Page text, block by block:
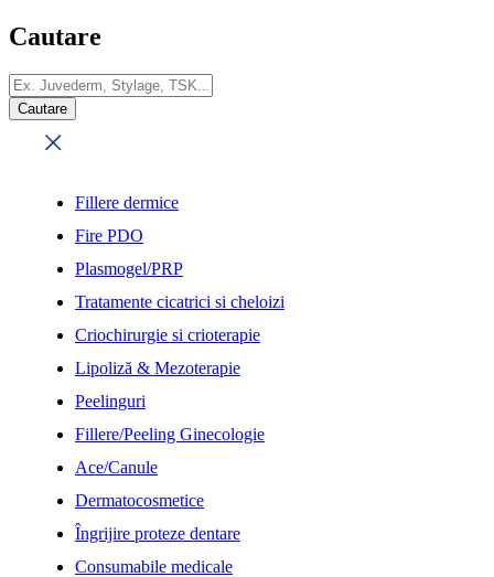
Cautare
Fillere dermice
Fire PDO
Plasmogel/PRP
Tratamente cicatrici si cheloizi
Criochirurgie si crioterapie
Lipoliză & Mezoterapie
Peelinguri
Fillere/Peeling Ginecologie
Ace/Canule
Dermatocosmetice
Îngrijire proteze dentare
Consumabile medicale